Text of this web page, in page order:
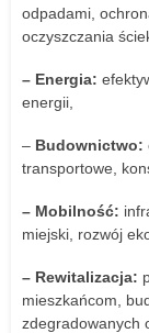
odpadami,
oczyszczania
– Energia:
energii,
– Budownictwo:
transportowe,
– Mobilność:
miejski, rozwój
– Rewitalizacja:
mieszkańcom,
zdegradowanych